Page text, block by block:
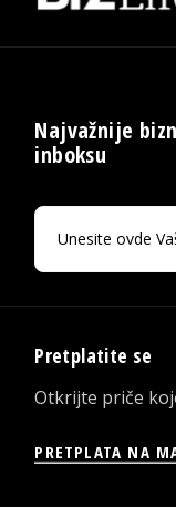
Najvažnije
inboksu
Pretplatite se
Otkrijte priče
PRETPLATA NA